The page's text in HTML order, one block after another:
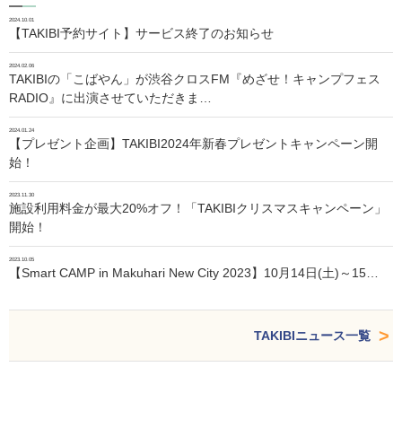
2024.10.01
【TAKIBI予約サイト】サービス終了のお知らせ
2024.02.06
TAKIBIの「こばやん」が渋谷クロスFM『めざせ！キャンプフェス
RADIO』に出演させていただきま…
2024.01.24
【プレゼント企画】TAKIBI2024年新春プレゼントキャンペーン開
始！
2023.11.30
施設利用料金が最大20%オフ！「TAKIBIクリスマスキャンペーン」
開始！
2023.10.05
【Smart CAMP in Makuhari New City 2023】10月14日(土)～15…
TAKIBIニュース一覧